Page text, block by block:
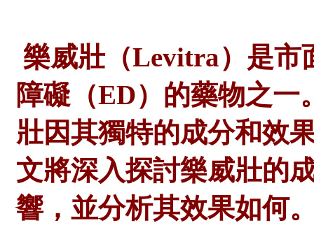
樂威壯（Levitra）是市
障礙（ED）的藥物之
壯因其獨特的成分和效
文將深入探討樂威壯的
響，並分析其效果如何